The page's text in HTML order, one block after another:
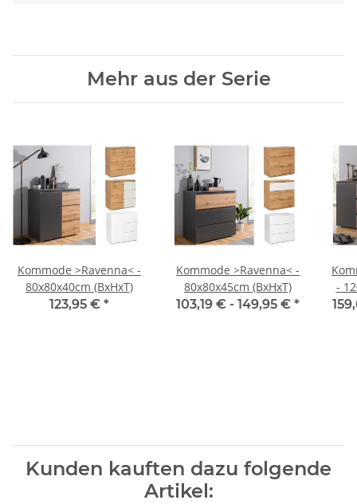
Mehr aus der Serie
Kommode >Ravenna< -
80x80x40cm (BxHxT)
123,95 € *
Kommode >Ravenna< -
80x80x45cm (BxHxT)
103,19 € - 149,95 € *
-
Kunden kauften dazu folgende
Artikel: